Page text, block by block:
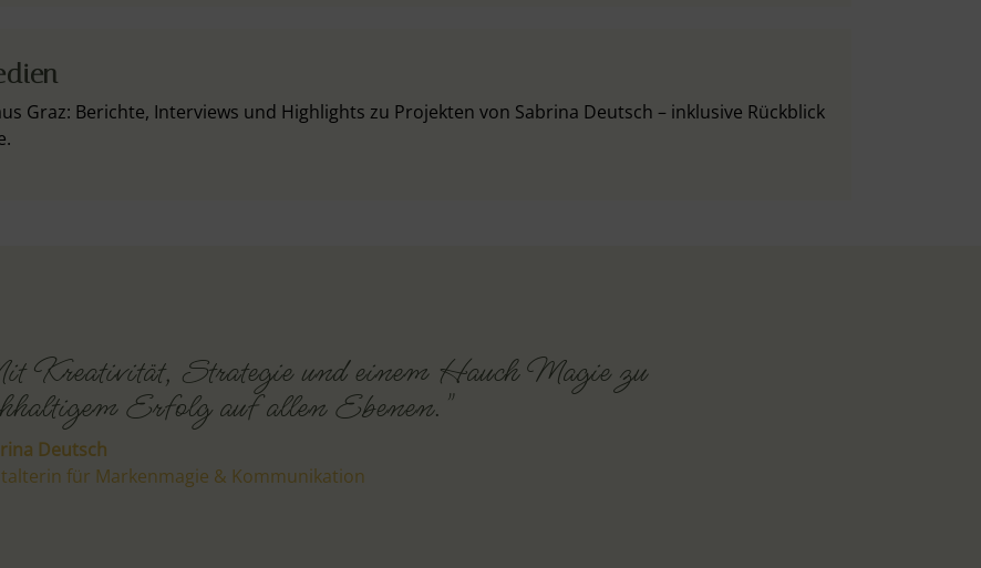
Graz: Berichte, Interviews und Highlights zu Projekten von Sabrina Deutsch – inklusive Rückblick
Kreativität, Strategie und einem Hauch Magie zu
Erfolg auf allen Ebenen."
Deutsch
für Markenmagie & Kommunikation